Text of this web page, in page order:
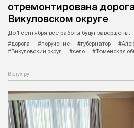
отремонтирована
Викуловском округе
До 1 сентября все работы будут завершены.
#дорога
#поручение #губернатор
#Викуловский округ
#село #Тюменская
Вслух.ру